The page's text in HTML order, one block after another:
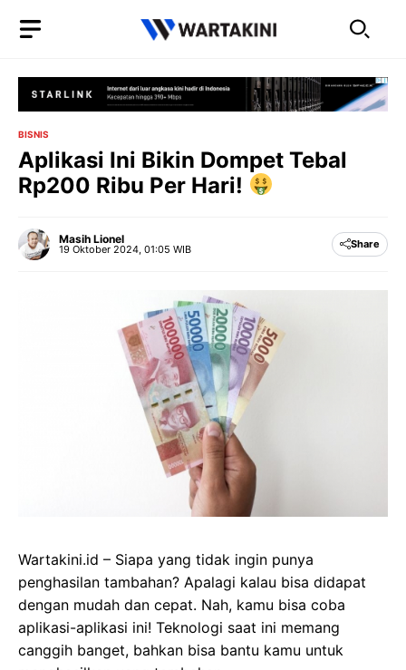
BISNIS
Aplikasi Ini Bikin Dompet Tebal
Rp200 Ribu Per Hari!
Masih Lionel
19 Oktober 2024, 01:05 WIB Share
Wartakini.id – Siapa yang tidak ingin punya
penghasilan tambahan? Apalagi kalau bisa didapat
dengan mudah dan cepat. Nah, kamu bisa coba
aplikasi-aplikasi ini! Teknologi saat ini memang
canggih banget, bahkan bisa bantu kamu untuk